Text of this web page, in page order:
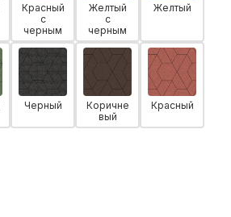
Красный
с
черным
Желтый
с
черным
Желтый
Черный
Коричне
вый
Красный